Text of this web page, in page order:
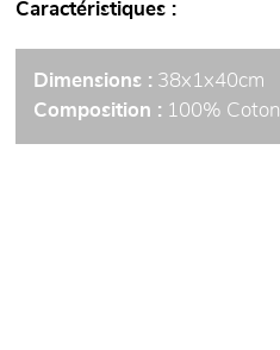
Caractéristiques
Dimensions : 38x1x40cm
Composition : 100% Coton